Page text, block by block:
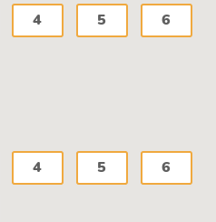
4 5 6
4 5 6